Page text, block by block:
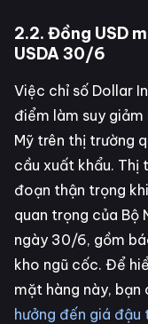
2.2. Đồng USD
USDA 30/6
Việc chỉ số Dollar
điểm làm suy giảm
Mỹ trên thị trường
cầu xuất khẩu. Thị
đoạn thận trọng
quan trọng của Bộ
ngày 30/6, gồm
kho ngũ cốc. Để
mặt hàng này,
hưởng đến giá đậu